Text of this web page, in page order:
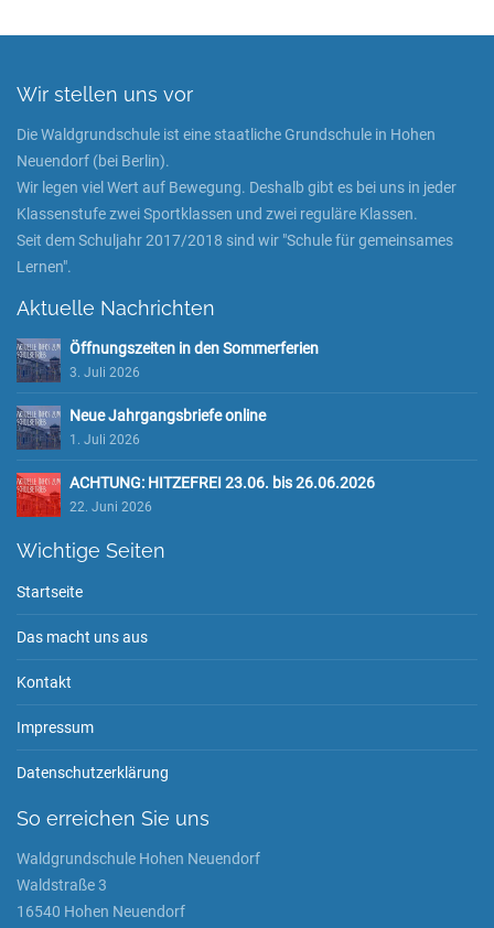
Wir stellen uns vor
Die Waldgrundschule ist eine staatliche Grundschule in Hohen
Neuendorf (bei Berlin).
Wir legen viel Wert auf Bewegung. Deshalb gibt es bei uns in jeder
Klassenstufe zwei Sportklassen und zwei reguläre Klassen.
Seit dem Schuljahr 2017/2018 sind wir "Schule für gemeinsames
Lernen".
Aktuelle Nachrichten
Öffnungszeiten in den Sommerferien
3. Juli 2026
Neue Jahrgangsbriefe online
1. Juli 2026
ACHTUNG: HITZEFREI 23.06. bis 26.06.2026
22. Juni 2026
Wichtige Seiten
Startseite
Das macht uns aus
Kontakt
Impressum
Datenschutzerklärung
So erreichen Sie uns
Waldgrundschule Hohen Neuendorf
Waldstraße 3
16540 Hohen Neuendorf